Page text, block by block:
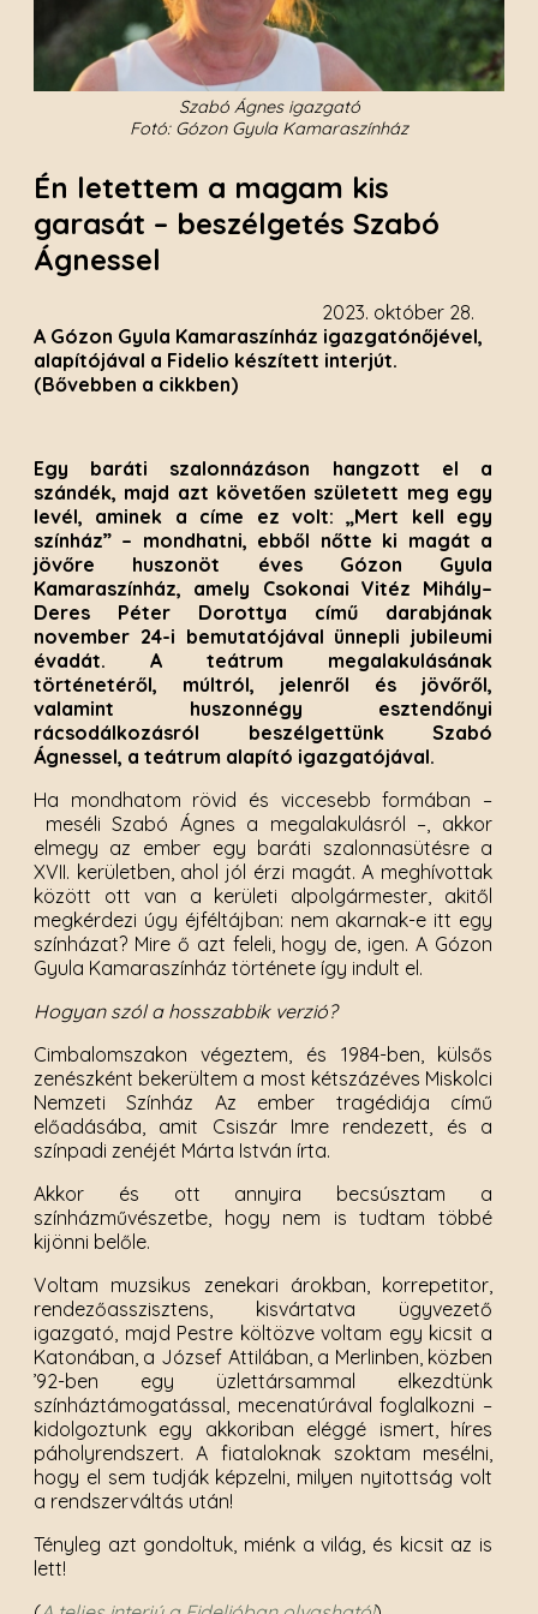
Szabó Ágnes igazgató
Fotó: Gózon Gyula Kamaraszínház
Én letettem a magam kis
garasát – beszélgetés Szabó
Ágnessel
2023. október 28.
A Gózon Gyula Kamaraszínház igazgatónőjével,
alapítójával a Fidelio készített interjút.
(Bővebben a cikkben)
Egy baráti szalonnázáson hangzott el a
szándék, majd azt követően született meg egy
levél, aminek a címe ez volt: „Mert kell egy
színház” – mondhatni, ebből nőtte ki magát a
jövőre huszonöt éves Gózon Gyula
Kamaraszínház, amely Csokonai Vitéz Mihály–
Deres Péter Dorottya című darabjának
november 24-i bemutatójával ünnepli jubileumi
évadát. A teátrum megalakulásának
történetéről, múltról, jelenről és jövőről,
valamint huszonnégy esztendőnyi
rácsodálkozásról beszélgettünk Szabó
Ágnessel, a teátrum alapító igazgatójával.
Ha mondhatom rövid és viccesebb formában –
meséli Szabó Ágnes a megalakulásról –, akkor
elmegy az ember egy baráti szalonnasütésre a
XVII. kerületben, ahol jól érzi magát. A meghívottak
között ott van a kerületi alpolgármester, akitől
megkérdezi úgy éjféltájban: nem akarnak-e itt egy
színházat? Mire ő azt feleli, hogy de, igen. A Gózon
Gyula Kamaraszínház története így indult el.
Hogyan szól a hosszabbik verzió?
Cimbalomszakon végeztem, és 1984-ben, külsős
zenészként bekerültem a most kétszázéves Miskolci
Nemzeti Színház Az ember tragédiája című
előadásába, amit Csiszár Imre rendezett, és a
színpadi zenéjét Márta István írta.
Akkor és ott annyira becsúsztam a
színházművészetbe, hogy nem is tudtam többé
kijönni belőle.
Voltam muzsikus zenekari árokban, korrepetitor,
rendezőasszisztens, kisvártatva ügyvezető
igazgató, majd Pestre költözve voltam egy kicsit a
Katonában, a József Attilában, a Merlinben, közben
’92-ben egy üzlettársammal elkezdtünk
színháztámogatással, mecenatúrával foglalkozni –
kidolgoztunk egy akkoriban eléggé ismert, híres
páholyrendszert. A fiataloknak szoktam mesélni,
hogy el sem tudják képzelni, milyen nyitottság volt
a rendszerváltás után!
Tényleg azt gondoltuk, miénk a világ, és kicsit az is
lett!